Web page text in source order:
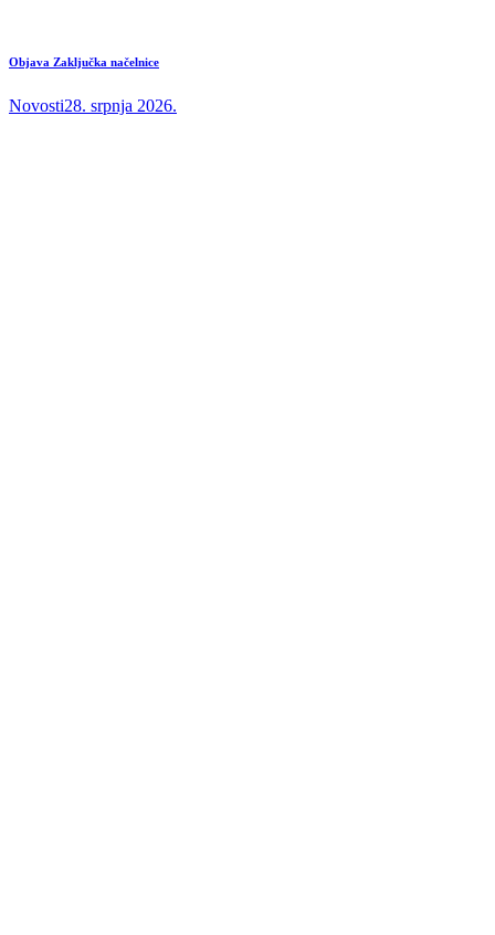
Objava Zaključka načelnice
Novosti28. srpnja 2026.